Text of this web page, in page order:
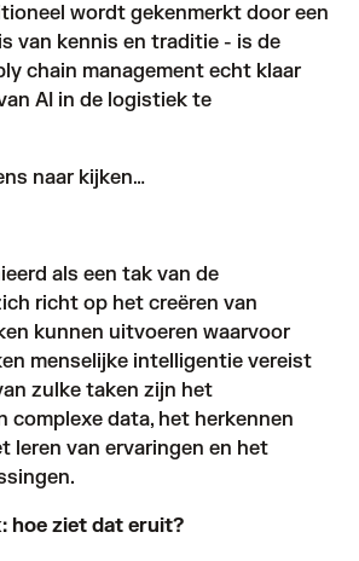
wordt gekenmerkt door een
van kennis en traditie - is de
chain management echt klaar
AI in de logistiek te
naar kijken…
als een tak van de
richt op het creëren van
kunnen uitvoeren waarvoor
menselijke intelligentie vereist
zulke taken zijn het
complexe data, het herkennen
leren van ervaringen en het
hoe ziet dat eruit?